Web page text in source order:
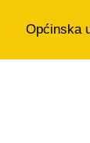
Općinska